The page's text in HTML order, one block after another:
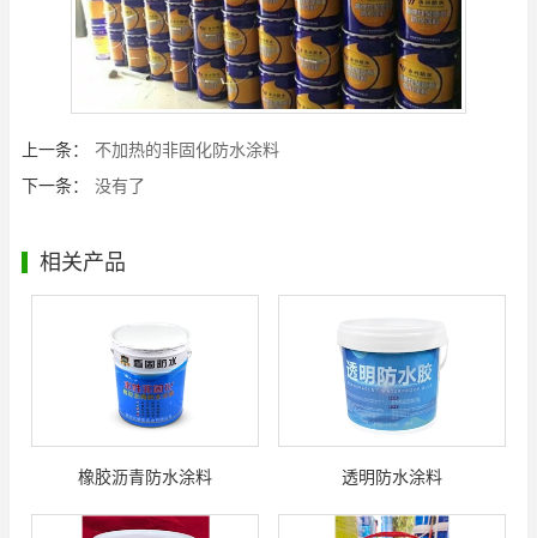
上一条：
不加热的非固化防水涂料
下一条：
没有了
相关产品
橡胶沥青防水涂料 透明防水涂料